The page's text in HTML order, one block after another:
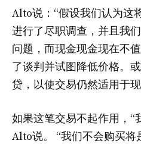
Alto说：“假设我们认为这
进行了尽职调查，并且我
问题，而现金现金现在不
了谈判并试图降低价格。
贷，以使交易仍然适用于
如果这笔交易不起作用，“
Alto说。 “我们不会购买